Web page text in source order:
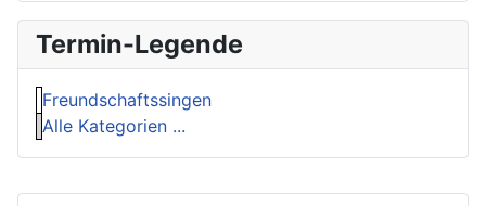
Termin-Legende
Freundschaftssingen
Alle Kategorien ...